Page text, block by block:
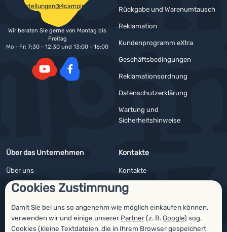
Cookies Zustimmung
Damit Sie bei uns so angenehm wie möglich einkaufen können,
verwenden wir und einige unserer Partner(z. B.Google) sog.
Cookies (kleine Textdateien, die in Ihrem Browser gespeichert
Rückgabe und Warenumtausch
Reklamation
Kundenprogramm eXtra
Geschäftsbedingungen
Reklamationsordnung
Datenschutzerklärung
Wartung und
Sicherheitshinweise
Über das Unternehmen
Über uns
Impressum
4camping4nature
Unsere Tester
Kontakte
Kontakte
Angebote für Firmen und Vereine
Newsletter
bestellungen@4camping.at
Wir beraten Sie gerne von Montag bis
Freitag
Mo - Fr: 7:30 - 12:30 und 13:00 - 16:00